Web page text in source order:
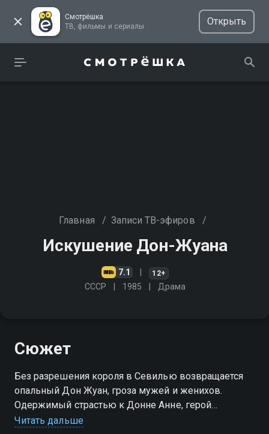
Смотрёшка
ТВ, фильмы и сериалы
Открыть
Главная / Записи ТВ-эфиров /
Искушение Дон-Жуана
7.1 12+
СССР 1985 Драма
Сюжет
Без разрешения короля в Севилью возвращается
опальный Дон Жуан, гроза мужей и женихов.
Одержимый страстью к Донне Анне, герой
защищает ее родовой замок от вторгшихся в страну
Читать дальше